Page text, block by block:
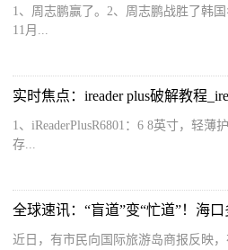
1、周志鹏赢了。2、周志鹏战胜了
11月...
实时焦点：ireader plus破解教程
1、iReaderPlusR6801：6 8英寸，轻薄
存...
近日，有市民向国际旅游岛商报反映